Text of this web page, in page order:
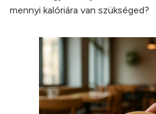
mennyi kalóriára van szükséged?